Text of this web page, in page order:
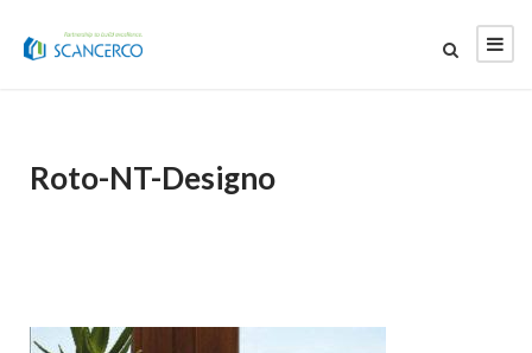
Roto-NT-Designo